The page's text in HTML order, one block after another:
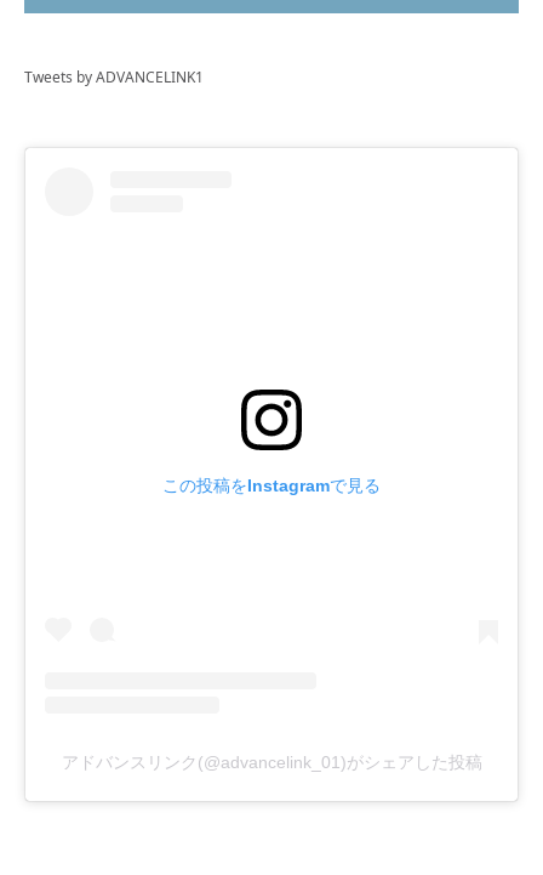
Tweets by ADVANCELINK1
この投稿をInstagramで見る
アドバンスリンク(@advancelink_01)がシェアした投稿